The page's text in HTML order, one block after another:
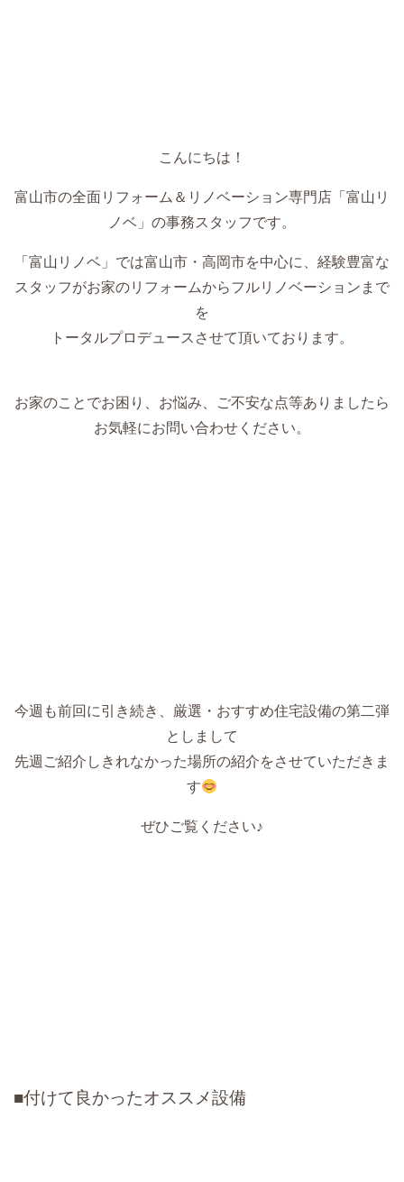
こんにちは！
富山市の全面リフォーム＆リノベーション専門店「富山リ
ノベ」の事務スタッフです。
「富山リノベ」では富山市・高岡市を中心に、経験豊富な
スタッフがお家のリフォームからフルリノベーションまで
を
トータルプロデュースさせて頂いております。
お家のことでお困り、お悩み、ご不安な点等ありましたら
お気軽にお問い合わせください。
今週も前回に引き続き、厳選・おすすめ住宅設備の第二弾
としまして
先週ご紹介しきれなかった場所の紹介をさせていただきま
す
ぜひご覧ください♪
■付けて良かったオススメ設備